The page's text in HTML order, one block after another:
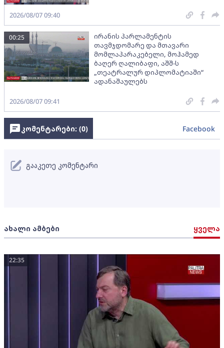
2026/08/07 09:40
ირანის პარლამენტის
თავმჯდომარე და მთავარი
მომლაპარაკებელი, მოჰამედ
ბაღერ ღალიბაფი, აშშ-ს
„თეატრალურ დიპლომატიაში“
ადანაშაულებს
00:25
2026/08/07 09:41
ახალი ამბები ყველა
22:35
კომენტარები: (0) Facebook
გააკეთე კომენტარი